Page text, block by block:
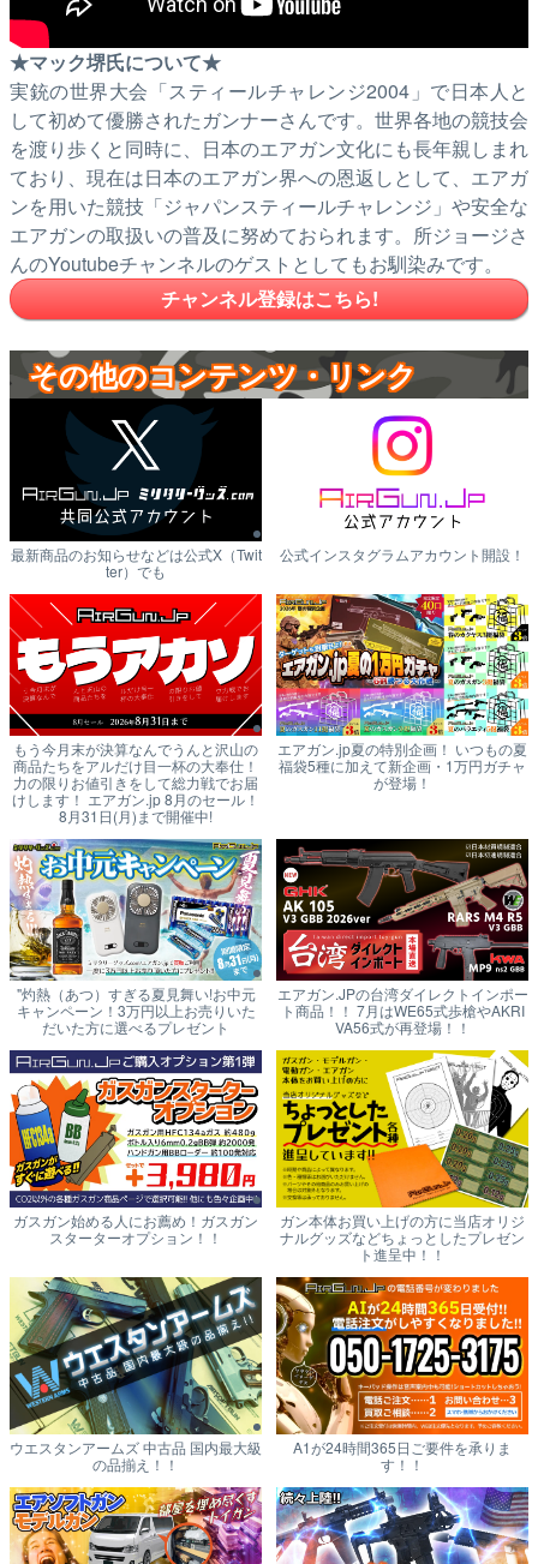
★マック堺氏について★
実銃の世界大会「スティールチャレンジ2004」で日本人と
して初めて優勝されたガンナーさんです。世界各地の競技会
を渡り歩くと同時に、日本のエアガン文化にも長年親しまれ
ており、現在は日本のエアガン界への恩返しとして、エアガ
ンを用いた競技「ジャパンスティールチャレンジ」や安全な
エアガンの取扱いの普及に努めておられます。所ジョージさ
んのYoutubeチャンネルのゲストとしてもお馴染みです。
チャンネル登録はこちら!
その他のコンテンツ・リンク
最新商品のお知らせなどは公式X（Twit
ter）でも
公式インスタグラムアカウント開設！
もう今月末が決算なんでうんと沢山の
商品たちをアルだけ目一杯の大奉仕！
力の限りお値引きをして総力戦でお届
けします！ エアガン.jp 8月のセール！
8月31日(月)まで開催中!
エアガン.jp夏の特別企画！ いつもの夏
福袋5種に加えて新企画・1万円ガチャ
が登場！
"灼熱（あつ）すぎる夏見舞い!お中元
キャンペーン！3万円以上お売りいた
だいた方に選べるプレゼント
エアガン.JPの台湾ダイレクトインポー
ト商品！！ 7月はWE65式歩槍やAKRI
VA56式が再登場！！
ガスガン始める人にお薦め！ガスガン
スターターオプション！！
ガン本体お買い上げの方に当店オリジ
ナルグッズなどちょっとしたプレゼン
ト進呈中！！
ウエスタンアームズ 中古品 国内最大級
の品揃え！！
A1が24時間365日ご要件を承りま
す！！